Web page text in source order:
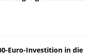
Euro-Investition in die